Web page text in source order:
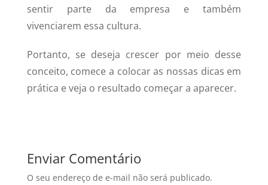
sentir parte da empresa e também
vivenciarem essa cultura.
Portanto, se deseja crescer por meio desse
conceito, comece a colocar as nossas dicas em
prática e veja o resultado começar a aparecer.
Enviar Comentário
O seu endereço de e-mail não será publicado.